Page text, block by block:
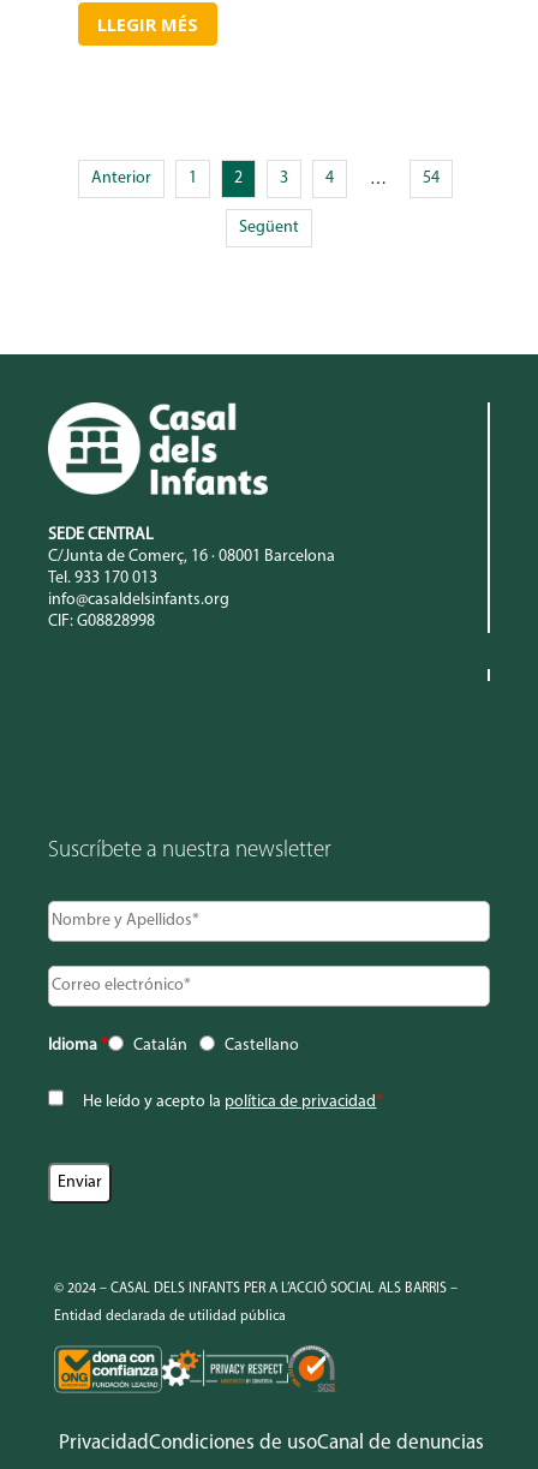
LLEGIR MÉS
Anterior 1 2 3 4 … 54
Següent
SEDE CENTRAL
C/Junta de Comerç, 16 · 08001 Barcelona
Tel. 933 170 013
info@casaldelsinfants.org
CIF: G08828998
Suscríbete a nuestra newsletter
Idioma * Catalán Castellano
He leído y acepto la política de privacidad*
© 2024 – CASAL DELS INFANTS PER A L’ACCIÓ SOCIAL ALS BARRIS –
Entidad declarada de utilidad pública
PrivacidadCondiciones de usoCanal de denuncias